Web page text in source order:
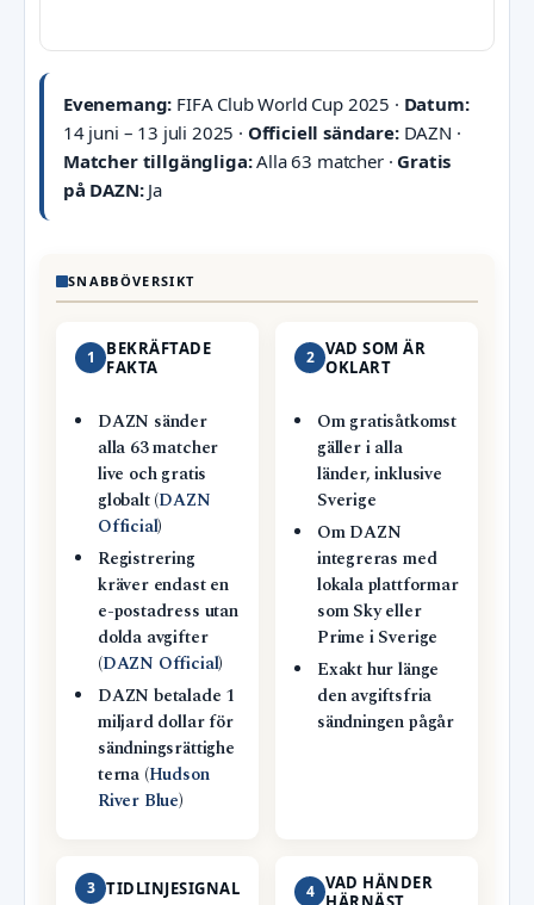
Evenemang: FIFA Club World Cup 2025 · Datum:
14 juni – 13 juli 2025 · Officiell sändare:DAZN ·
Matcher tillgängliga:Alla 63 matcher · Gratis
på DAZN:Ja
SNABBÖVERSIKT
1
BEKRÄFTADE
FAKTA
DAZN sänder
alla 63 matcher
live och gratis
globalt (DAZN
Official)
Registrering
kräver endast en
e-postadress utan
dolda avgifter
(DAZN Official)
DAZN betalade 1
miljard dollar för
sändningsrättighe
terna (Hudson
River Blue)
2 VAD SOM ÄR
OKLART
Om gratisåtkomst
gäller i alla
länder, inklusive
Sverige
Om DAZN
integreras med
lokala plattformar
som Sky eller
Prime i Sverige
Exakt hur länge
den avgiftsfria
sändningen pågår
3 TIDLINJESIGNAL 4 VAD HÄNDER